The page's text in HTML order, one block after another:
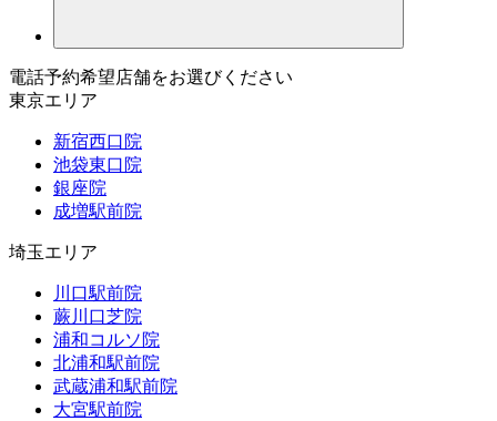
電話予約希望店舗をお選びください
東京エリア
新宿西口院
池袋東口院
銀座院
成増駅前院
埼玉エリア
川口駅前院
蕨川口芝院
浦和コルソ院
北浦和駅前院
武蔵浦和駅前院
大宮駅前院